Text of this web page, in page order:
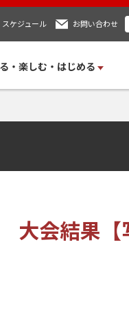
スケジュール お問い合わせ
・楽しむ・はじめる
大会結果【